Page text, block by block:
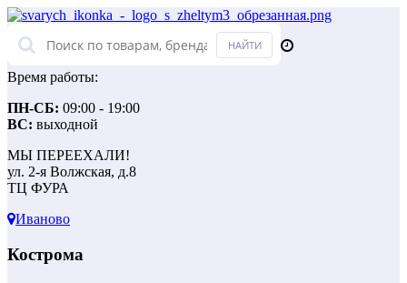
Время работы:
ПН-СБ: 09:00 - 19:00
ВС: выходной
МЫ ПЕРЕЕХАЛИ!
ул. 2-я Волжская, д.8
ТЦ ФУРА
Иваново
Кострома